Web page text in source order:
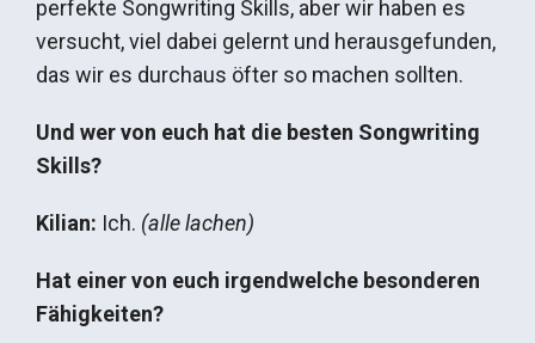
perfekte Songwriting Skills, aber wir haben es
versucht, viel dabei gelernt und herausgefunden,
das wir es durchaus öfter so machen sollten.
Und wer von euch hat die besten Songwriting
Skills?
Kilian: Ich. (alle lachen)
Hat einer von euch irgendwelche besonderen
Fähigkeiten?